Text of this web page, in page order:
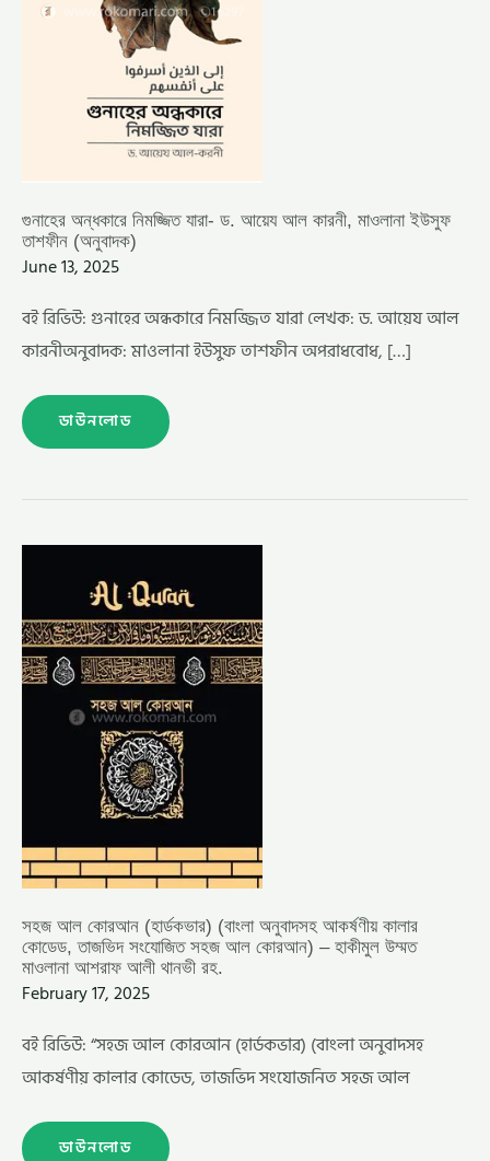
গুনাহের অন্ধকারে নিমজ্জিত যারা- ড. আয়েয আল কারনী, মাওলানা ইউসুফ
তাশফীন (অনুবাদক)
June 13, 2025
বই রিভিউ: গুনাহের অন্ধকারে নিমজ্জিত যারা লেখক: ড. আয়েয আল
কারনীঅনুবাদক: মাওলানা ইউসুফ তাশফীন অপরাধবোধ, […]
ডাউনলোড
সহজ আল কোরআন (হার্ডকভার) (বাংলা অনুবাদসহ আকর্ষণীয় কালার
কোডেড, তাজভিদ সংযোজিত সহজ আল কোরআন) – হাকীমুল উম্মত
মাওলানা আশরাফ আলী থানভী রহ.
February 17, 2025
বই রিভিউ: “সহজ আল কোরআন (হার্ডকভার) (বাংলা অনুবাদসহ
আকর্ষণীয় কালার কোডেড, তাজভিদ সংযোজনিত সহজ আল
সহজ
কোরআন (হার্ডকভার)
(বাংলা
অনুবাদসহ
আকর্ষণীয়
কালার
কোডেড,
তাজভিদ
সংযোজিত
সহজ
আল
কোরআন)
হাকীমুল
মাওলানা
আশরাফ
থানভী
ডাউনলোড